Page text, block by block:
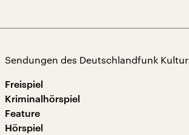
Sendungen des Deutschlandfunk Kultur
Freispiel
Kriminalhörspiel
Feature
Hörspiel